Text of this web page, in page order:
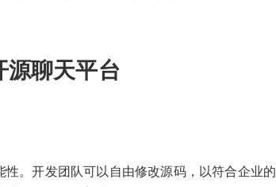
聊天平台
。开发团队可以自由修改源码，以符合企业